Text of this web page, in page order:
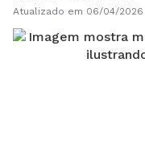
Atualizado em 06/04/2026